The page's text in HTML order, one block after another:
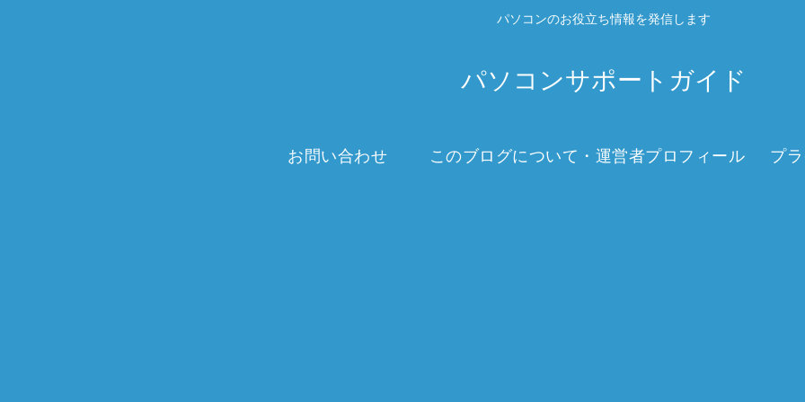
パソコンのお役立ち情報を発信します
パソコンサポートガイド
お問い合わせ このブログについて・運営者プロフィール プ